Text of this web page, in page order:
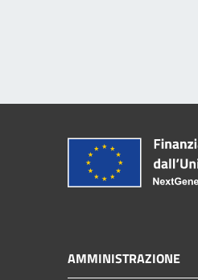
AMMINISTRAZIONE